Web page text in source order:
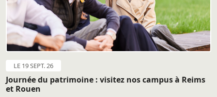
LE 19 SEPT. 26
Journée du patrimoine : visitez nos campus à Reims
et Rouen